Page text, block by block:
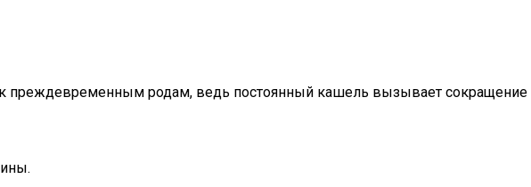
преждевременным родам, ведь постоянный кашель вызывает сокращение